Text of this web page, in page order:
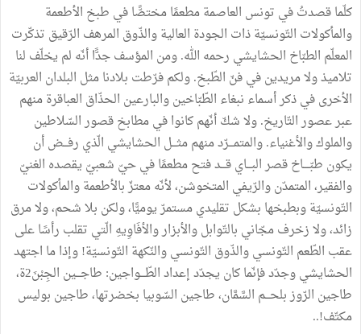
كلّماقصدتُفي تونس العاصمةمطعمًامختصًّافي طبخ الأطعمة
والمأكولات التّونسيّةذات الجودة العاليةوالذّوق المرهف الرّقيق تذكّرت
المعلّم الطبّاخ الحشايشي رحمه الله.ومن المؤسفجدًّاأنّه لم يخلّف لنا
تلاميذولامريدينفيفنّ الطّبخ.ولكمفرّطت بلادنامثل البلدان العربيّة
الأخرىفيذكرأسماء نبغاء الطّبّاخينوالبارعين الحذّاق العباقرةمنهم
عبرعصورالتّاريخ.ولاشكّأنّهمكانوافيمطابخقصورالسّلاطين
والملوكوالأغنياء.والمتمـــرّدمنهممثـــل الحشايشي الّذي رفـــضأن
يكون طبّــــاخقصرالبـــايقـــدفتحمطعمًافيحيّ شعبيّ يقصده الغنيّ
والفقير،المتمدّنوالرّيفي المتخوشن،لأنّهمعتزّبالأطعمةوالمأكولات
التّونسيّةوبطبخها بشكل تقليديمستمرّيوميًّا،ولكن بلاشحم،ولامرق
زائد،ولازخرفمجّاني بالتّوابلوالأبزاروالأفَاوِيهِ الّتي تقلب رأسًاعلى
عقب الطّعم التّونسيوالذّوق التّونسيوالنّكهة التّونسيّة!وإذاما اجتهد
الحشايشيوجدّدفإنّماكان يجدّدإعدادالطّـــواجين: طاجـــين الجِبْنَ2ة،
طاجين الرّوزبلحـــم السَّمَّان،طاجين السّوبيا بخضرتها،طاجين بوليس
مكتّف!
..